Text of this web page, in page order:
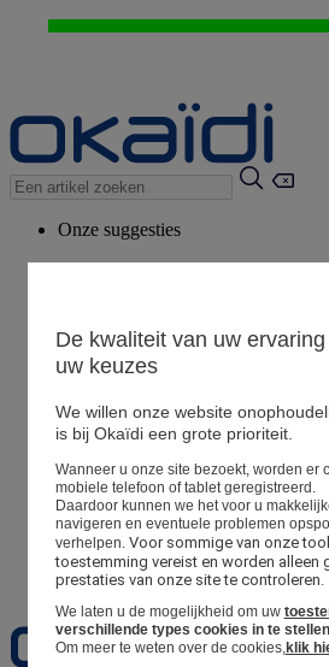
WEB ONLY: -20%* vanaf 3
Onze suggesties
Bekijk alle artikelen
Winkel
Mijn informatie
Een bestelling volgen
Mandje
Favorieten
De kwaliteit van uw
uw keuzes
We willen onze website
is bij Okaïdi een grote prioriteit.
Wanneer u onze site bezoekt, worden er
mobiele telefoon of tablet geregistreerd.
Daardoor kunnen we het voor u
navigeren en eventuele problemen
verhelpen. Voor sommige van onze
toestemming vereist en worden alleen
prestaties van onze site te controleren.
We laten u de mogelijkheid om uw
verschillende types cookies in te
Om meer te weten over de cookies,klik